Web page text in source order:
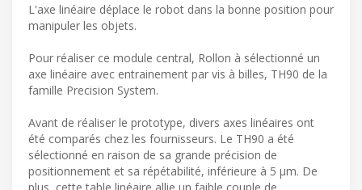
L'axe linéaire déplace le robot dans la bonne position pour
manipuler les objets.
Pour réaliser ce module central, Rollon à sélectionné un
axe linéaire avec entrainement par vis à billes, TH90 de la
famille Precision System.
Avant de réaliser le prototype, divers axes linéaires ont
été comparés chez les fournisseurs. Le TH90 a été
sélectionné en raison de sa grande précision de
positionnement et sa répétabilité, inférieure à 5 µm. De